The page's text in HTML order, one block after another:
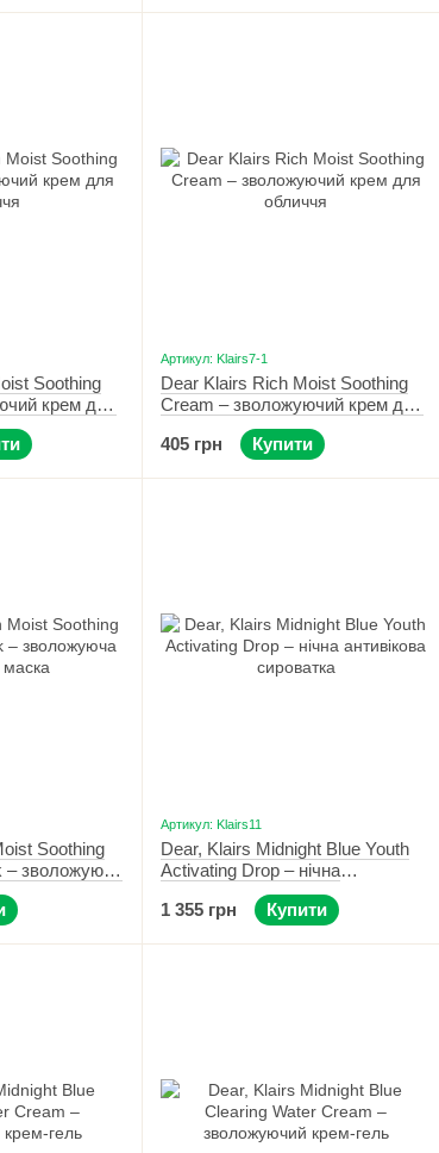
Soothing
крем для
Артикул: Klairs7-1
Dear Klairs Rich Moist Soothing
Cream – зволожуючий крем для
обличчя 20 мл
405 грн
Купити
Soothing
– зволожуюча
Артикул: Klairs11
Dear, Klairs Midnight Blue Youth
Activating Drop – нічна
антивікова сироватка 20 мл
1 355 грн
Купити